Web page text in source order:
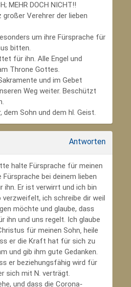
MEHR DOCH NICHT!!
großer Verehrer der lieben
um ihre Fürsprache für
bitten.
für ihn. Alle Engel und
Throne Gottes.
und im Gebet
Weg weiter. Beschützt
dem Sohn und dem hl. Geist.
Antworten
halte Fürsprache für meinen
bei deinem lieben
Er ist verwirrt und ich bin
ich schreibe dir weil
möchte und glaube, dass
ihn und uns regelt. Ich glaube
für meinen Sohn‚ heile
er die Kraft hat für sich zu
und gib ihm gute Gedanken.
er beziehungsfähig wird für
sich mit N. verträgt.
und dass die Corona-